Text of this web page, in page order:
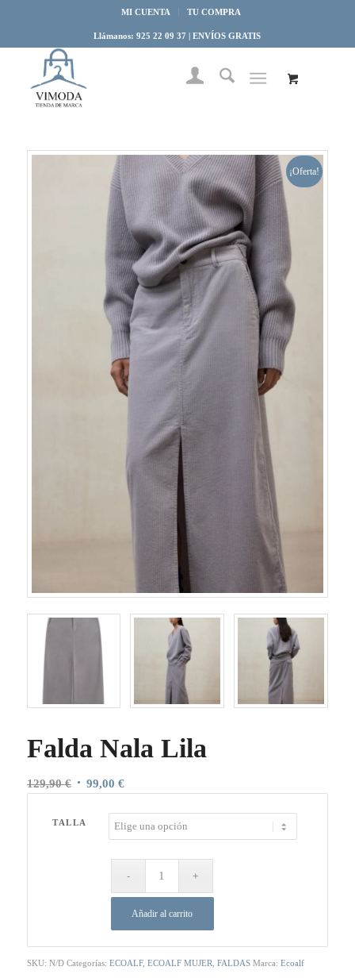
MI CUENTA TU COMPRA
Llámanos: 925 22 09 37 | ENVÍOS GRATIS
¡Oferta!
Falda Nala Lila
129,90€ El
original
129,90 €.
99,00 €El
actual
es:
99,00 €.
TALLA
Añadir al carrito
SKU: N/D Categorías: ECOALF, ECOALF MUJER FALDAS Marca: Ecoalf